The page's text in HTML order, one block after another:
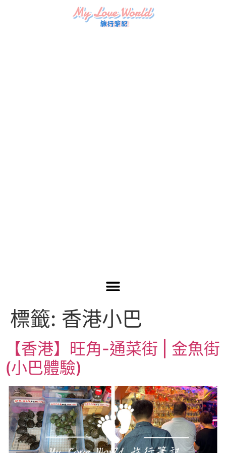
標籤: 香港小巴
【香港】旺角-通菜街 | 金魚街
(小巴體驗)